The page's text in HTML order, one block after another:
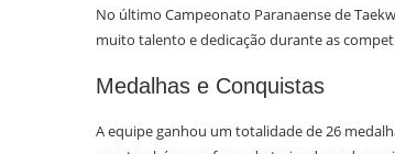
No último Campeonato Paranaense de
muito talento e dedicação durante as
Medalhas e Conquistas
A equipe ganhou um totalidade de 26